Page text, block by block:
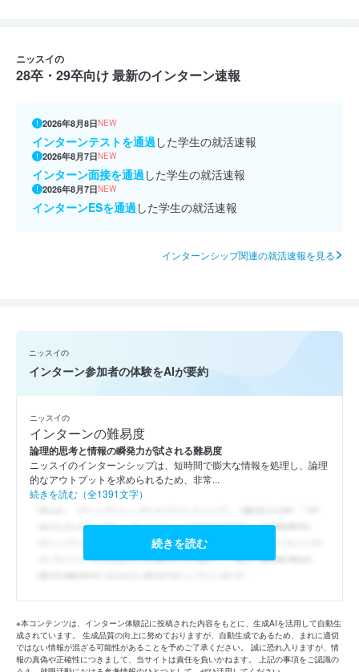
ニッスイの
28卒・29卒向け 最新のインターン速報
2026年8月8日NEW
インターンテストを通過 した学生の就活速報
2026年8月7日NEW
インターン面接を通過 した学生の就活速報
2026年8月7日NEW
インターンESを通過 した学生の就活速報
インターンシップ関連の就活速報を見る
ニッスイの
インターン参加者の体験をAIが要約
ニッスイの
インターンの難易度
論理的思考と情報の瞬発力が試される難易度
ニッスイのインターンシップは、短時間で膨大な情報を処理し、論理
的なアウトプットを求められるため、非常...
続きを読む（全1391文字）
続きを読む
※本コンテンツは、インターン体験記に投稿された内容をもとに、生成AIを活用して自動生
成されています。 生成品質の向上に努めておりますが、自動生成であるため、まれに適切
ではない情報が混ざる可能性があることを予めご了承ください。 誠に恐れ入りますが、情
報の真偽や正確性につきまして、当サイトは責任を負いかねます。 上記の事項をご認識の